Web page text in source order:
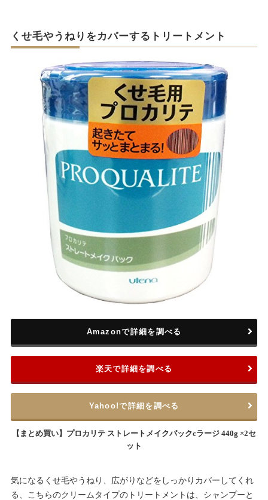
くせ毛やうねりをカバーするトリートメント
【まとめ買い】プロカリテ ストレートメイクパックcラージ 440g ×2セ
ット
Amazonで詳細を調べる
楽天で詳細を調べる
Yahoo!で詳細を調べる
気になるくせ毛やうねり、広がりなどをしっかりカバーしてくれ
る、こちらのクリームタイプのトリートメントは、シャンプーと